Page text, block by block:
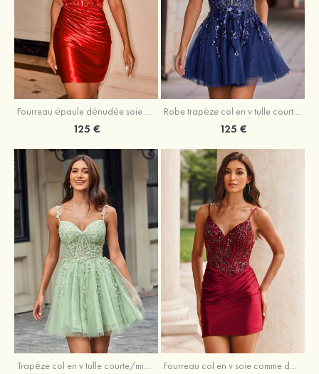
Fourreau épaule dénudée soie comme du satin courte/mini robe de fête de la rentrée
125 €
Robe trapèze col en v tulle courte/mini robe de fête de la rentrée avec poches paillettes
125 €